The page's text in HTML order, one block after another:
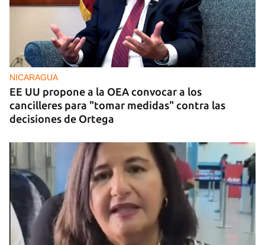
NICARAGUA
EE UU propone a la OEA convocar a los
cancilleres para "tomar medidas" contra las
decisiones de Ortega